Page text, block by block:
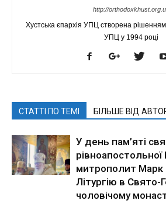
http://
Хустська єпархія УПЦ створена
УПЦ у 1994 році
СТАТТІ ПО ТЕМІ БІЛЬШЕ ВІД
У день пам’яті
митрополит Марк
Літургію в Свято-
чоловічому